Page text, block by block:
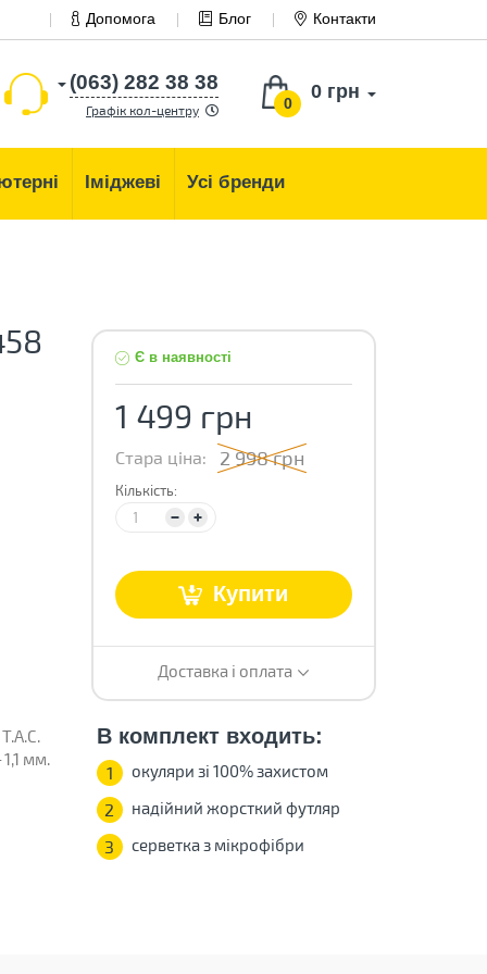
Допомога Блог Контакти
0
0 грн
(063) 282 38 38
Графік кол-центру
Іміджеві Усі бренди
мм.
Є в наявності
1 499 грн
Стара ціна: 2 998 грн
Кількість:
Купити
Доставка і оплата
В комплект входить:
1 окуляри зі 100% захистом
2 надійний жорсткий футляр
3 серветка з мікрофібри